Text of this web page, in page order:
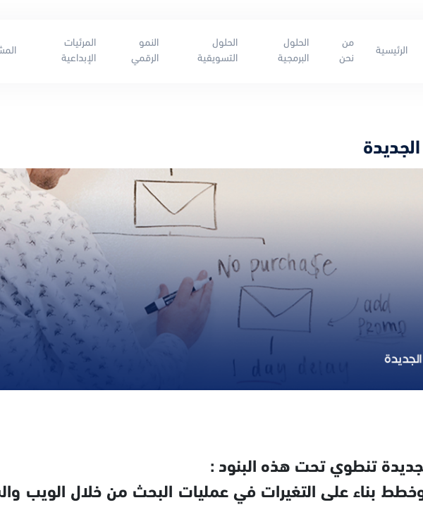
الرئيسية
من
نحن
الحلول
البرمجية
الحلول
التسويقية
النمو
الرقمي
المرئيات
الإبداعية
تنطوي تحت هذه البنود :
بناء على التغيرات في عمليات البحث من خلال الويب